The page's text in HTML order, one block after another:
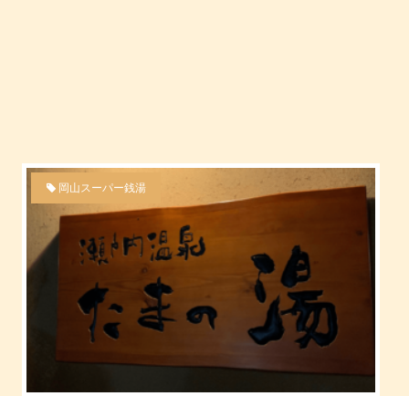
岡山スーパー銭湯